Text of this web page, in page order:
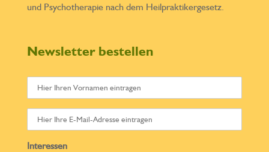
und Psychotherapie nach dem Heilpraktikergesetz.
Newsletter bestellen
Interessen